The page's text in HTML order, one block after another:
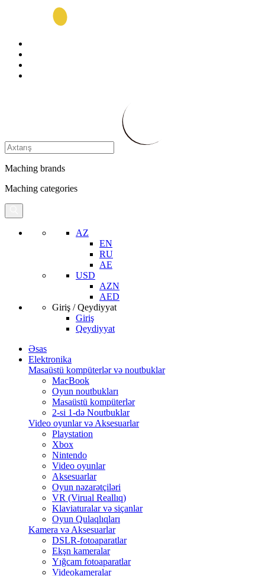
Maching brands
Maching categories
AZ
EN
RU
AE
USD
AZN
AED
Giriş / Qeydiyyat
Giriş
Qeydiyyat
Əsas
Elektronika
Masaüstü kompüterlər və noutbuklar
MacBook
Oyun noutbukları
Masaüstü kompüterlər
2-si 1-də Noutbuklar
Video oyunlar və Aksesuarlar
Playstation
Xbox
Nintendo
Video oyunlar
Aksesuarlar
Oyun nəzarətçiləri
VR (Virual Reallıq)
Klaviaturalar və siçanlar
Oyun Qulaqlıqları
Kamera və Aksesuarlar
DSLR-fotoaparatlar
Ekşn kameralar
Yığcam fotoaparatlar
Videokameralar